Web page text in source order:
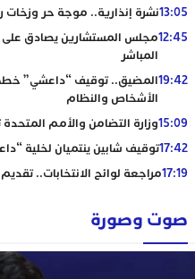
13:05نشرة إنذارية.. موجة حر وزخات
12:45مجلس المستشارين يصادق
المباشر
19:42المضيق.. توقيف “داعشي”
الأشخاص والنظام
15:09وزارة التضامن والأمم
17:42توقيف شابين ينتميان لخلية
17:19مراجعة لوائح الانتخابات..
صوت وصورة